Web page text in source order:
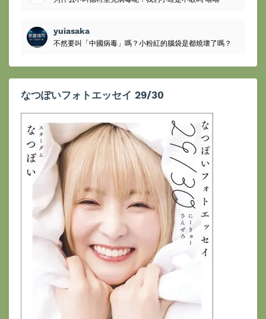
yuiasaka
不然要叫「中國病毒」嗎？小粉紅的腦袋是都燒壞了嗎？
なつぽいフォトエッセイ 29/30